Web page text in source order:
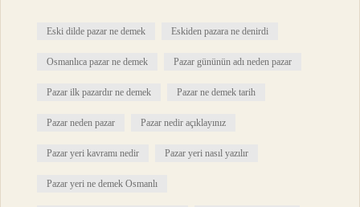
Eski dilde pazar ne demek Eskiden pazara ne denirdi
Osmanlıca pazar ne demek Pazar gününün adı neden pazar
Pazar ilk pazardır ne demek Pazar ne demek tarih
Pazar neden pazar Pazar nedir açıklayınız
Pazar yeri kavramı nedir Pazar yeri nasıl yazılır
Pazar yeri ne demek Osmanlı